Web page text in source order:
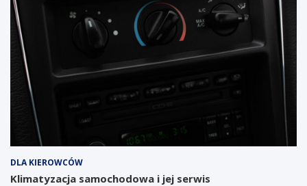
DLA KIEROWCÓW
Klimatyzacja samochodowa i jej serwis